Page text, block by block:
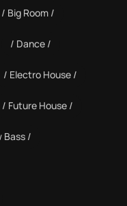
Big Room
Dance
Electro House
Future House
Bass